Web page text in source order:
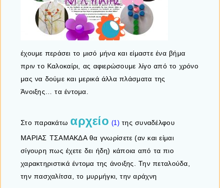
έχουμε περάσει το μισό μήνα και είμαστε ένα βήμα
πριν το Καλοκαίρι, ας αφιερώσουμε λίγο από το χρόνο
μας να δούμε και μερικά άλλα πλάσματα της
Άνοιξης… τα έντομα.
Στο παρακάτω αρχείο (1)της συναδέλφου
ΜΑΡΙΑΣ ΤΣΑΜΑΚΔΑ θα γνωρίσετε (αν και είμαι
σίγουρη πως έχετε δει ήδη) κάποια από τα πιο
χαρακτηριστικά έντομα της άνοιξης. Την πεταλούδα,
την πασχαλίτσα, το μυρμήγκι, την αράχνη